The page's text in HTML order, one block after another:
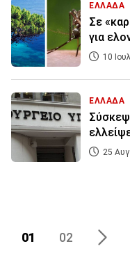
ΕΛΛΑΔΑ
Σε
για
10
ΕΛΛΑΔΑ
25
01 02